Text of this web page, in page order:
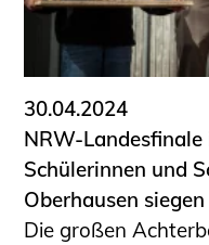
30.04.2024
NRW-
Schülerinnen und
Oberhausen siegen
Die großen